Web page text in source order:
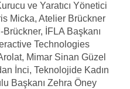
ve Yaratıcı Yönetici
Micka, Atelier Brückner
İFLA Başkanı
Technologies
Mimar Sinan Güzel
İnci, Teknolojide Kadın
Başkanı Zehra Öney